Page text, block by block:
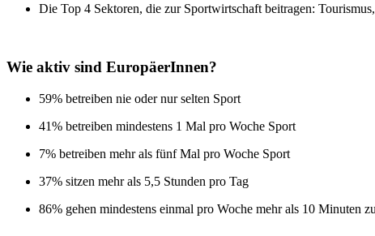
Die Top 4 Sektoren, die zur Sportwirtschaft beitragen:
Wie aktiv sind EuropäerInnen?
59% betreiben nie oder nur selten Sport
41% betreiben mindestens 1 Mal pro Woche Sport
7% betreiben mehr als fünf Mal pro Woche Sport
37% sitzen mehr als 5,5 Stunden pro Tag
86% gehen mindestens einmal pro Woche mehr als 10 Minuten